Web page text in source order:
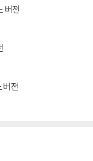
버전
버전